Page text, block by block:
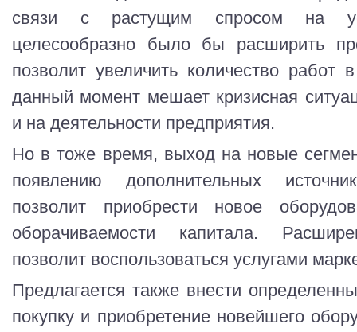
связи с растущим спросом на
целесообразно было бы расширить
позволит увеличить количество
данный момент мешает кризисная
и на деятельности предприятия.
Но в тоже время, выход на новые
появлению дополнительных
позволит приобрести новое
оборачиваемости капитала.
позволит воспользоваться услугами
Предлагается также внести
покупку и приобретение новейшего